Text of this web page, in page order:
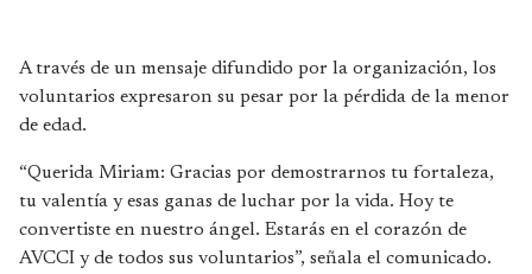
A través de un mensaje difundido por la organización, los
voluntarios expresaron su pesar por la pérdida de la menor
de edad.
“Querida Miriam: Gracias por demostrarnos tu fortaleza,
tu valentía y esas ganas de luchar por la vida. Hoy te
convertiste en nuestro ángel. Estarás en el corazón de
AVCCI y de todos sus voluntarios”, señala el comunicado.